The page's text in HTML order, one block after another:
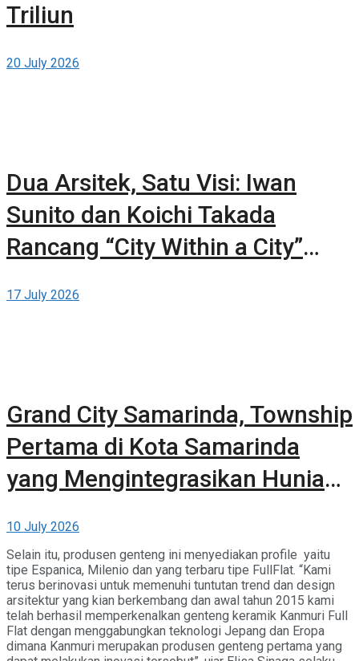
Triliun
20 July 2026
Dua Arsitek, Satu Visi: Iwan
Sunito dan Koichi Takada
Rancang “City Within a City”
17 July 2026
Grand City Samarinda, Township
Pertama di Kota Samarinda
yang Mengintegrasikan Hunian,
Hijau
10 July 2026
Selain itu, produsen genteng ini menyediakan profile yaitu
tipe Espanica, Milenio dan yang terbaru tipe FullFlat. “Kami
terus berinovasi untuk memenuhi tuntutan trend dan design
arsitektur yang kian berkembang dan awal tahun 2015 kami
telah berhasil memperkenalkan genteng keramik Kanmuri Full
Flat dengan menggabungkan teknologi Jepang dan Eropa
dimana Kanmuri merupakan produsen genteng pertama yang